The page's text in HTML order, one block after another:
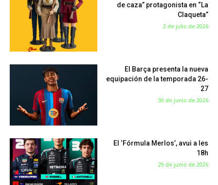
de caza” protagonista en “La
Claqueta”
2 de julio de 2026
El Barça presenta la nueva
equipación de la temporada 26-
27
30 de junio de 2026
El ‘Fórmula Merlos’, avui a les
18h
29 de junio de 2026